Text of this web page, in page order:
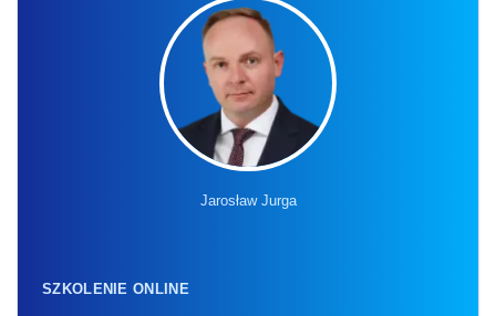
Jarosław Jurga
SZKOLENIE ONLINE